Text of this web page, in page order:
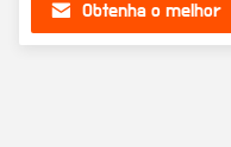
Obtenha o melhor